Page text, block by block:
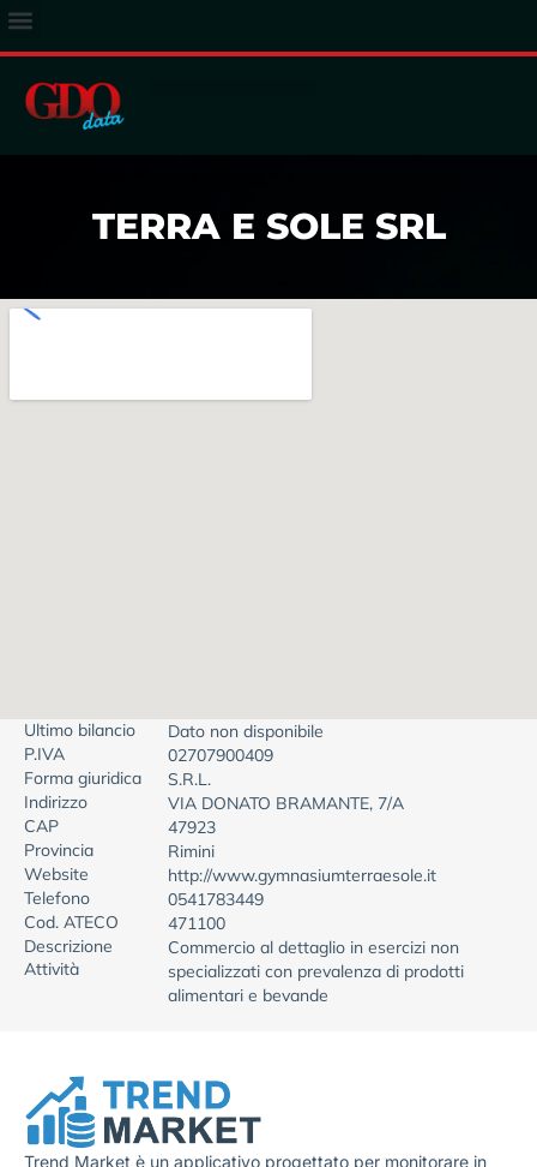
TERRA E SOLE SRL
Ultimo bilancio
Dato non disponibile
P.IVA
02707900409
Forma giuridica
S.R.L.
Indirizzo
VIA DONATO BRAMANTE, 7/A
CAP
47923
Provincia
Rimini
Website
http://www.gymnasiumterraesole.it
Telefono
0541783449
Cod. ATECO
471100
Descrizione
Attività
Commercio al dettaglio in esercizi non
specializzati con prevalenza di prodotti
alimentari e bevande
Trend Market è un applicativo progettato per monitorare in